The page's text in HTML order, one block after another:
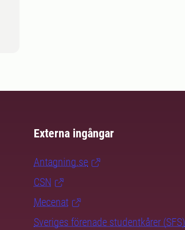
Externa ingångar
Antagning.se
CSN
Mecenat
Sveriges förenade studentkårer (SFS)